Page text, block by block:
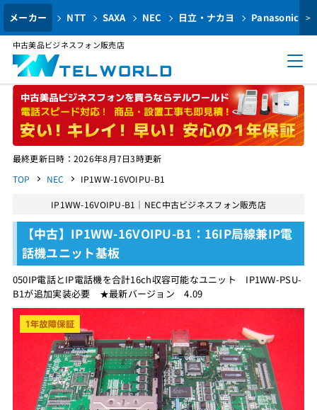
メーカー NTT SAXA NEC 日立・ナカヨ Panasonic >
中古美品ビジネスフォン販売店
最終更新日時：2026年8月7日3時更新
TOP
NEC IP1WW-16VOIPU-B1
IP1WW-16VOIPU-B1｜NEC中古ビジネスフォン販売店
【中古】IP1WW-16VOIPU-B1：16IP局線兼IP電
話機ユニット基板
050IP電話とIP電話機を合計16ch収容可能なユニット IP1WW-PSU-
B1が追加実装必要 ★最新バージョン 4.09